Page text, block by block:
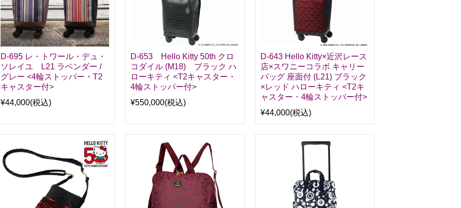
D-695 レ・トワール・デュ・
ソレイユ L21 ラベンダー /
グレー <4輪ストッパー・T2
キャスター付>
¥44,000(税込)
D-653 Hello Kitty 50th クロ
コダイル (M18) ブラック ハ
ローキティ <T2キャスター・
4輪ストッパー付>
¥550,000(税込)
D-643 Hello Kitty×近沢レース
店×スワニーコラボ キャリー
バッグ 座面付 (L21) ブラック
×レッド ハローキティ <T2キ
ャスター・4輪ストッパー付>
¥44,000(税込)